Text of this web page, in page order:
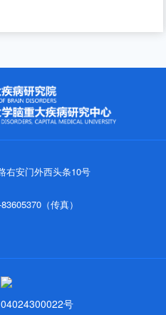
右安门外西头条10号
（传真）
号